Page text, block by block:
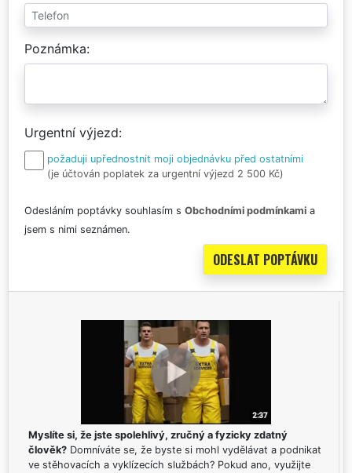
Poznámka
Urgentní výjezd
požaduji upřednostnit moji objednávku před ostatními
(je účtován poplatek za urgentní výjezd 2 500 Kč)
Odesláním poptávky souhlasím s Obchodními podmínkami a
jsem s nimi seznámen.
Myslíte si, že jste spolehlivý, zručný a fyzicky zdatný
člověk? Domníváte se, že byste si mohl vydělávat a podnikat
ve stěhovacích a vyklízecích službách? Pokud ano, využijte